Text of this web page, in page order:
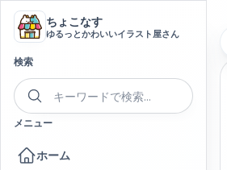
ちょこなす
ゆるっとかわいいイラスト屋さん
検索
メニュー
ホーム